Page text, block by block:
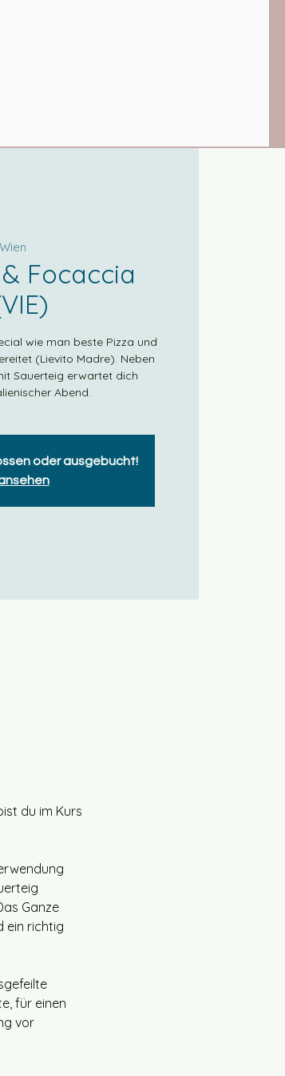
Wien
Focaccia
wie man beste Pizza und
(Lievito Madre). Neben
Sauerteig erwartet dich
Abend.
oder ausgebucht!
du im Kurs
Ganze
ein richtig
für einen
vor